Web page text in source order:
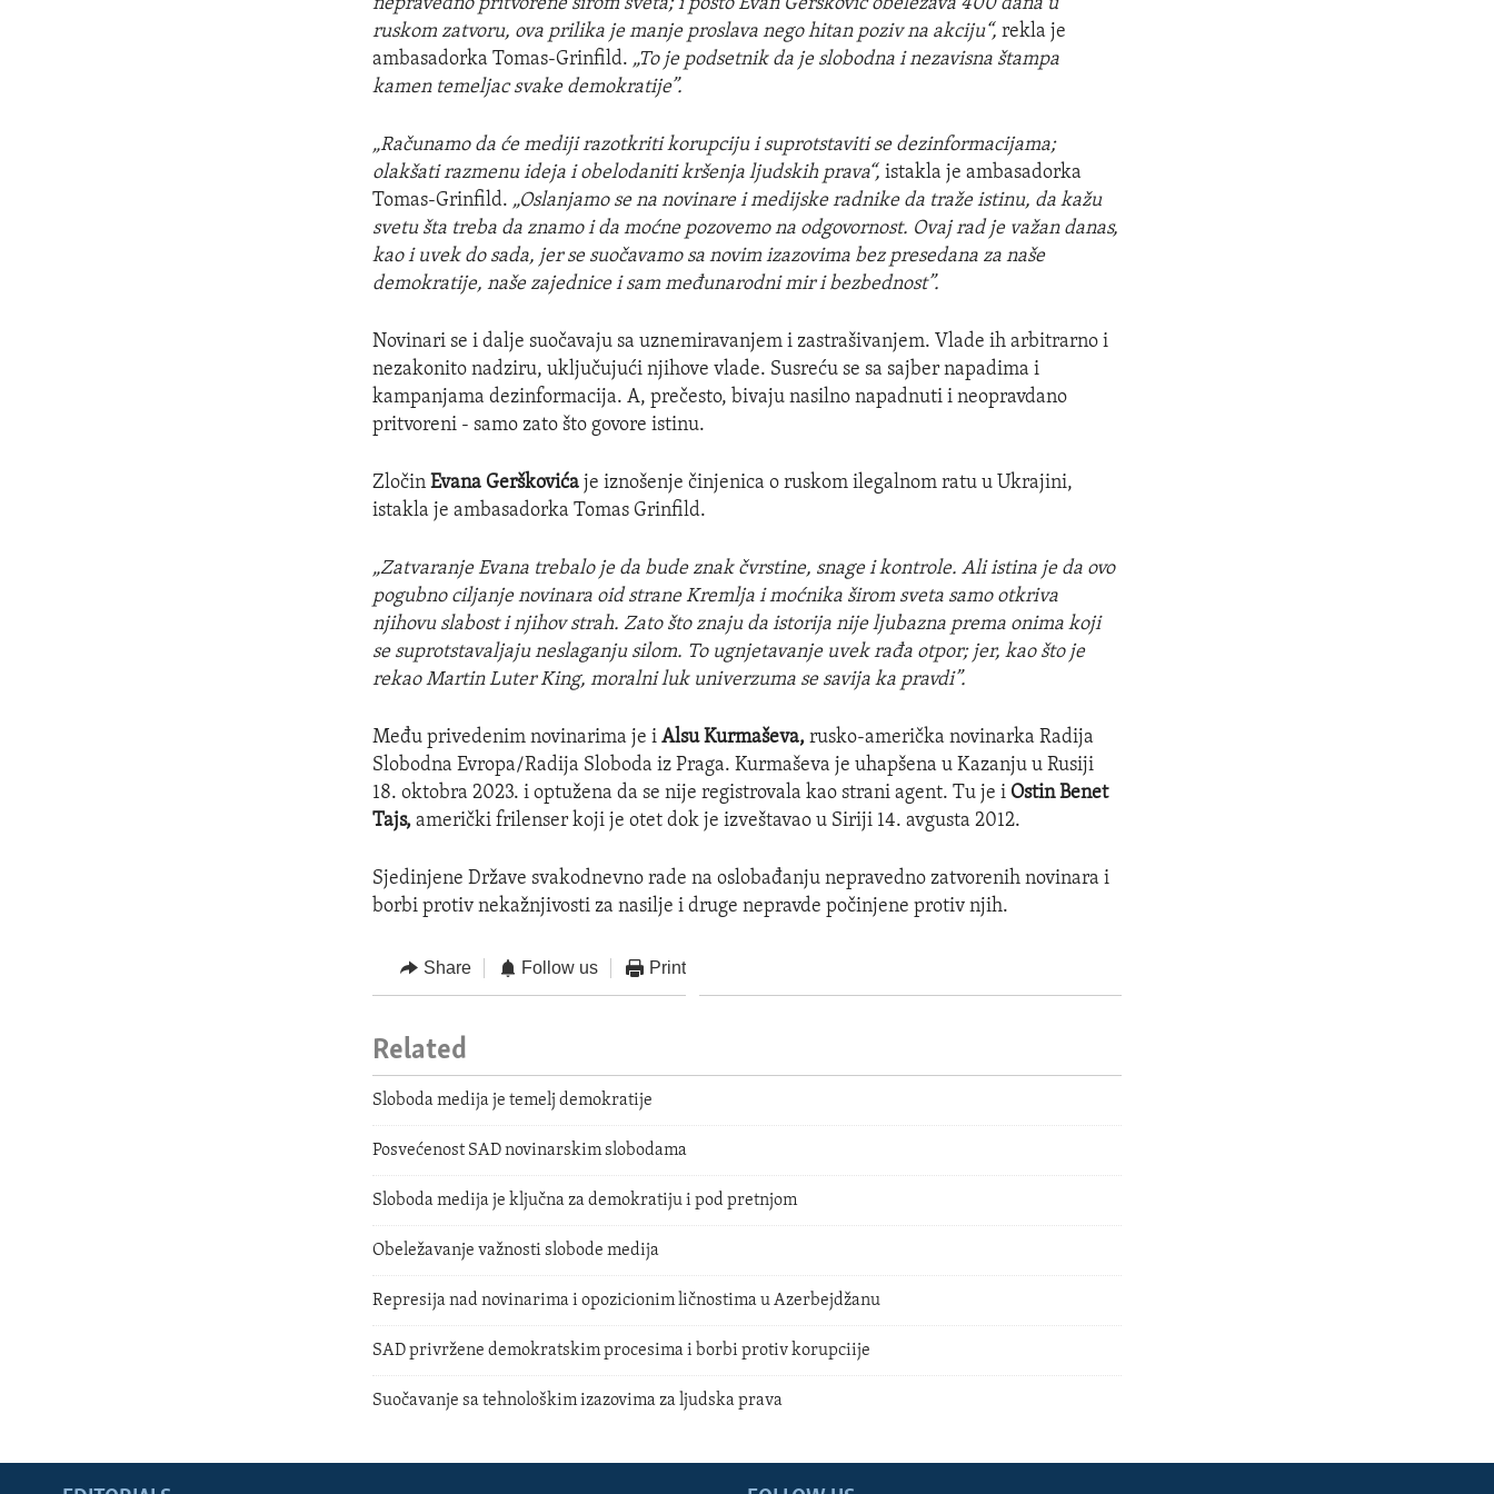
ruskom zatvoru, ova prilika je manje proslava nego hitan poziv na akciju“, rekla je
ambasadorka Tomas-Grinfild. „To je podsetnik da je slobodna i nezavisna štampa
kamen temeljac svake demokratije”.
„Računamo da će mediji razotkriti korupciju i suprotstaviti se dezinformacijama;
olakšati razmenu ideja i obelodaniti kršenja ljudskih prava“, istakla je ambasadorka
Tomas-Grinfild. „Oslanjamo se na novinare i medijske radnike da traže istinu, da kažu
svetu šta treba da znamo i da moćne pozovemo na odgovornost. Ovaj rad je važan danas,
kao i uvek do sada, jer se suočavamo sa novim izazovima bez presedana za naše
demokratije, naše zajednice i sam međunarodni mir i bezbednost”.
Novinari se i dalje suočavaju sa uznemiravanjem i zastrašivanjem. Vlade ih arbitrarno i
nezakonito nadziru, uključujući njihove vlade. Susreću se sa sajber napadima i
kampanjama dezinformacija. A, prečesto, bivaju nasilno napadnuti i neopravdano
pritvoreni - samo zato što govore istinu.
ZločinEvana Gerškovića je iznošenje činjenica o ruskom ilegalnom ratu u Ukrajini,
istakla je ambasadorka Tomas Grinfild.
„Zatvaranje Evana trebalo je da bude znak čvrstine, snage i kontrole. Ali istina je da ovo
pogubno ciljanje novinara oid strane Kremlja i moćnika širom sveta samo otkriva
njihovu slabost i njihov strah. Zato što znaju da istorija nije ljubazna prema onima koji
se suprotstavaljaju neslaganju silom. To ugnjetavanje uvek rađa otpor; jer, kao što je
rekao Martin Luter King, moralni luk univerzuma se savija ka pravdi”.
Među privedenim novinarima je iAlsu Kurmaševa, rusko-američka novinarka Radija
Slobodna Evropa/Radija Sloboda iz Praga. Kurmaševa je uhapšena u Kazanju u Rusiji
18. oktobra 2023. i optužena da se nije registrovala kao strani agent. Tu je i Ostin Benet
Tajs, američki frilenser koji je otet dok je izveštavao u Siriji 14. avgusta 2012.
Sjedinjene Države svakodnevno rade na oslobađanju nepravedno zatvorenih novinara i
borbi protiv nekažnjivosti za nasilje i druge nepravde počinjene protiv njih.
Share Follow us Print
Related
Sloboda medija je temelj demokratije
Posvećenost SAD novinarskim slobodama
Sloboda medija je ključna za demokratiju i pod pretnjom
Obeležavanje važnosti slobode medija
Represija nad novinarima i opozicionim ličnostima u Azerbejdžanu
SAD privržene demokratskim procesima i borbi protiv korupciije
Suočavanje sa tehnološkim izazovima za ljudska prava